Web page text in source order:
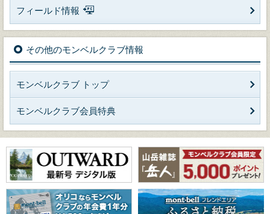
フィールド情報
その他のモンベルクラブ情報
モンベルクラブ トップ
モンベルクラブ会員特典